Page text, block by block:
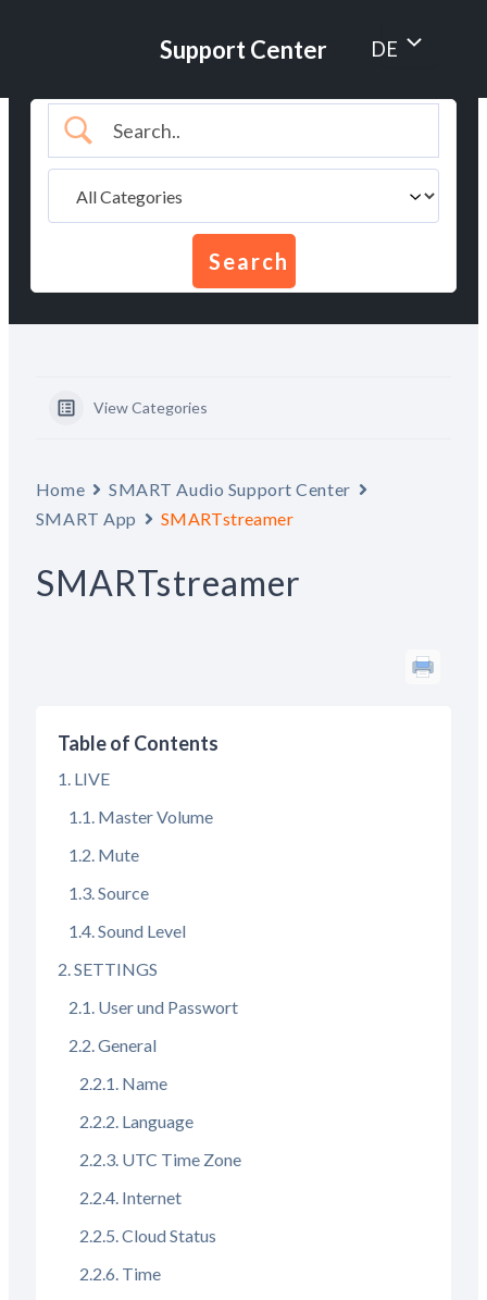
Support Center DEMenü
View Categories
Home
SMART Audio Support Center
SMART App
SMARTstreamer
SMARTstreamer
Table of Contents
LIVE
Master Volume
Mute
Source
Sound Level
SETTINGS
User und Passwort
General
Name
Language
UTC Time Zone
Internet
Cloud Status
Time